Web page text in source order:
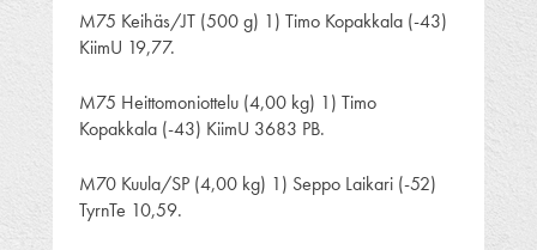
M75 Keihäs/JT (500 g) 1) Timo Kopakkala (-43)
KiimU 19,77.
M75 Heittomoniottelu (4,00 kg) 1) Timo
Kopakkala (-43) KiimU 3683 PB.
M70 Kuula/SP (4,00 kg) 1) Seppo Laikari (-52)
TyrnTe 10,59.